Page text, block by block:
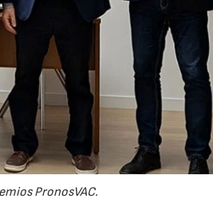
PronosVAC.
14/07/2026